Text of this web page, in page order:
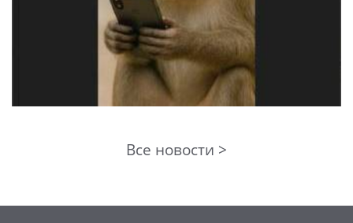
Все новости >